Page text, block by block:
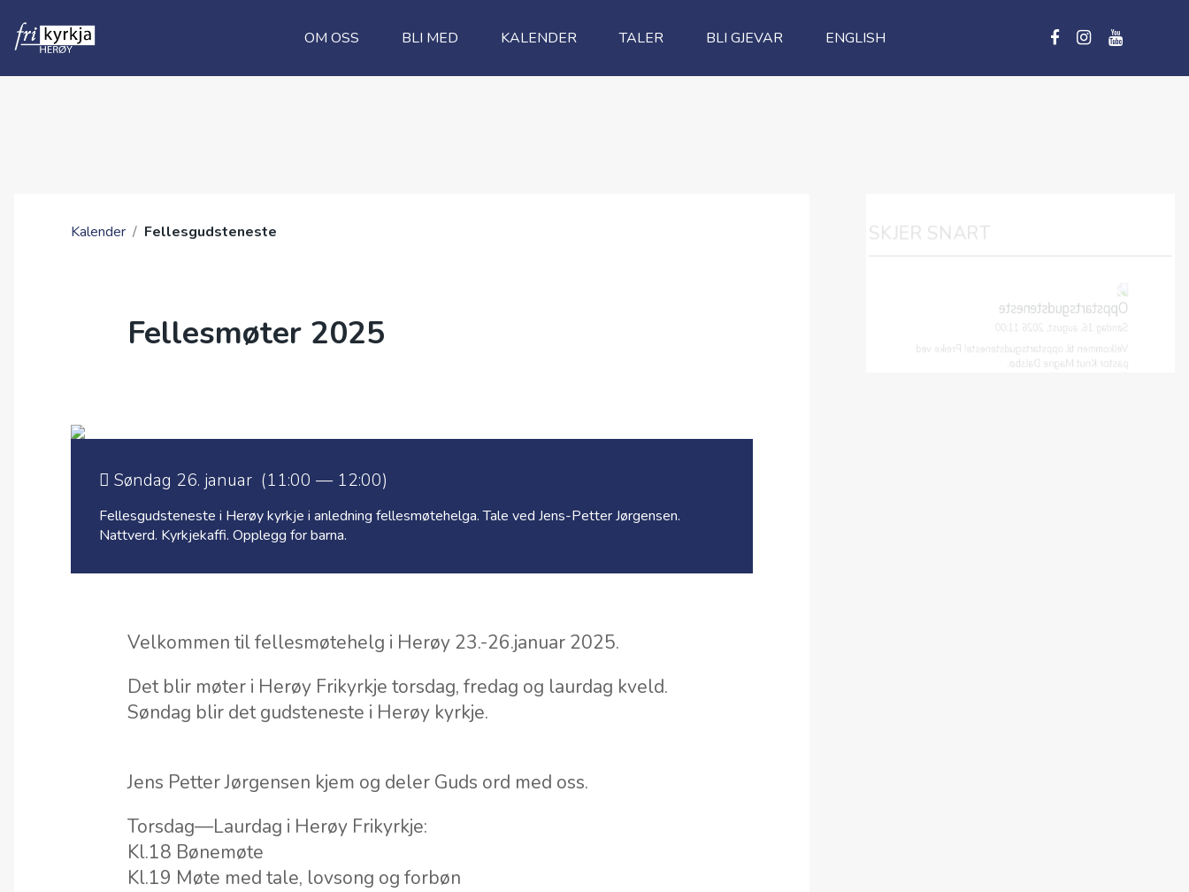
OM OSS BLI MED KALENDER TALER BLI GJEVAR ENGLISH
Kalender / Fellesgudsteneste
Fellesmøter 2025
Søndag 26. januar (11:00 — 12:00)
Fellesgudsteneste i Herøy kyrkje i anledning fellesmøtehelga. Tale ved Jens-Petter Jørgensen.
Nattverd. Kyrkjekaffi. Opplegg for barna.
Velkommen til fellesmøtehelg i Herøy 23.-26.januar 2025.
Det blir møter i Herøy Frikyrkje torsdag, fredag og laurdag kveld.
Søndag blir det gudsteneste i Herøy kyrkje.
Jens Petter Jørgensen kjem og deler Guds ord med oss.
Torsdag—Laurdag i Herøy Frikyrkje:
Kl.18 Bønemøte
Kl.19 Møte med tale, lovsong og forbøn
SKJER SNART
Søndag 16. august, 2026 11:00
Velkommen til oppstartsgudsteneste! Preike ved
pastor Knut Magne Dalsbø.